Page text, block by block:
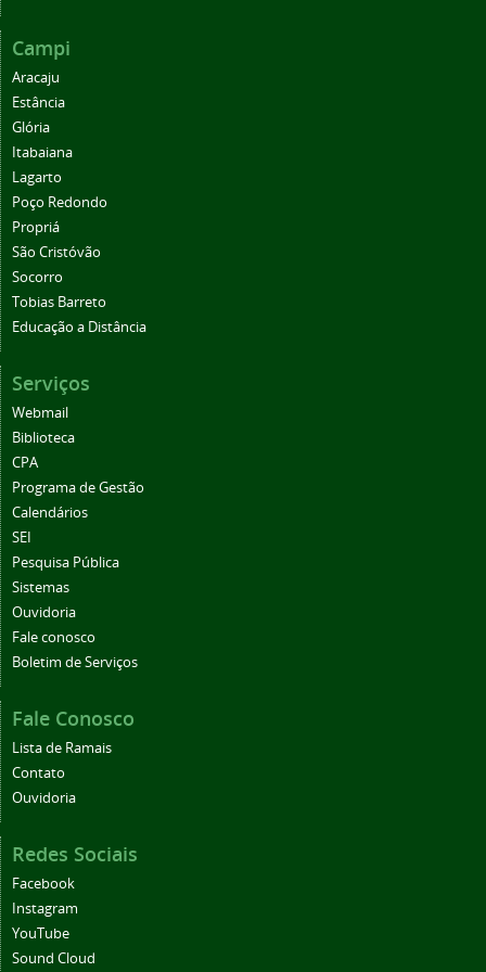
Campi
Aracaju
Estância
Glória
Itabaiana
Lagarto
Poço Redondo
Propriá
São Cristóvão
Socorro
Tobias Barreto
Educação a Distância
Serviços
Webmail
Biblioteca
CPA
Programa de Gestão
Calendários
SEI
Pesquisa Pública
Sistemas
Ouvidoria
Fale conosco
Boletim de Serviços
Fale Conosco
Lista de Ramais
Contato
Ouvidoria
Redes Sociais
Facebook
Instagram
YouTube
Sound Cloud